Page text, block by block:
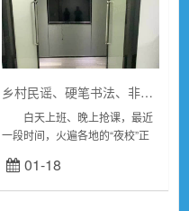
乡村民谣、硬笔书法、非遗手工……这届年轻人为啥抢着上夜校？
白天上班、晚上抢课，最近
一段时间，火遍各地的“夜校”正
靡20纪80年代的夜校不同，这届
年轻人完全不再是以补习文化知
01-18